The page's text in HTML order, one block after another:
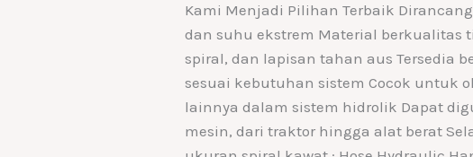
Kami Menjadi Pilihan Terbaik
dan suhu ekstrem Material berkualitas
spiral, dan lapisan tahan aus Tersedia
sesuai kebutuhan sistem Cocok untuk
lainnya dalam sistem hidrolik Dapat
mesin, dari traktor hingga alat berat